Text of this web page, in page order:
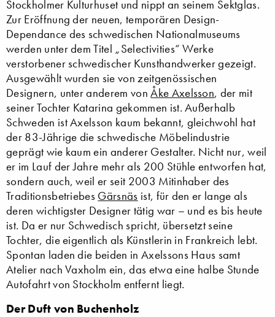
Stockholmer Kulturhuset und nippt an seinem Sektglas.
Zur Eröffnung der neuen, temporären Design-
Dependance des schwedischen Nationalmuseums
werden unter dem Titel „Selectivities“ Werke
verstorbener schwedischer Kunsthandwerker gezeigt.
Ausgewählt wurden sie von zeitgenössischen
Designern, unter anderem vonÅke Axelsson, der mit
seiner Tochter Katarina gekommen ist. Außerhalb
Schweden ist Axelsson kaum bekannt, gleichwohl hat
der 83-Jährige die schwedische Möbelindustrie
geprägt wie kaum ein anderer Gestalter. Nicht nur, weil
er im Lauf der Jahre mehr als 200 Stühle entworfen hat,
sondern auch, weil er seit 2003 Mitinhaber des
Traditionsbetriebes Gärsnäs ist, für den er lange als
deren wichtigster Designer tätig war – und es bis heute
ist. Da er nur Schwedisch spricht, übersetzt seine
Tochter, die eigentlich als Künstlerin in Frankreich lebt.
Spontan laden die beiden in Axelssons Haus samt
Atelier nach Vaxholm ein, das etwa eine halbe Stunde
Autofahrt von Stockholm entfernt liegt.
Der Duft von Buchenholz